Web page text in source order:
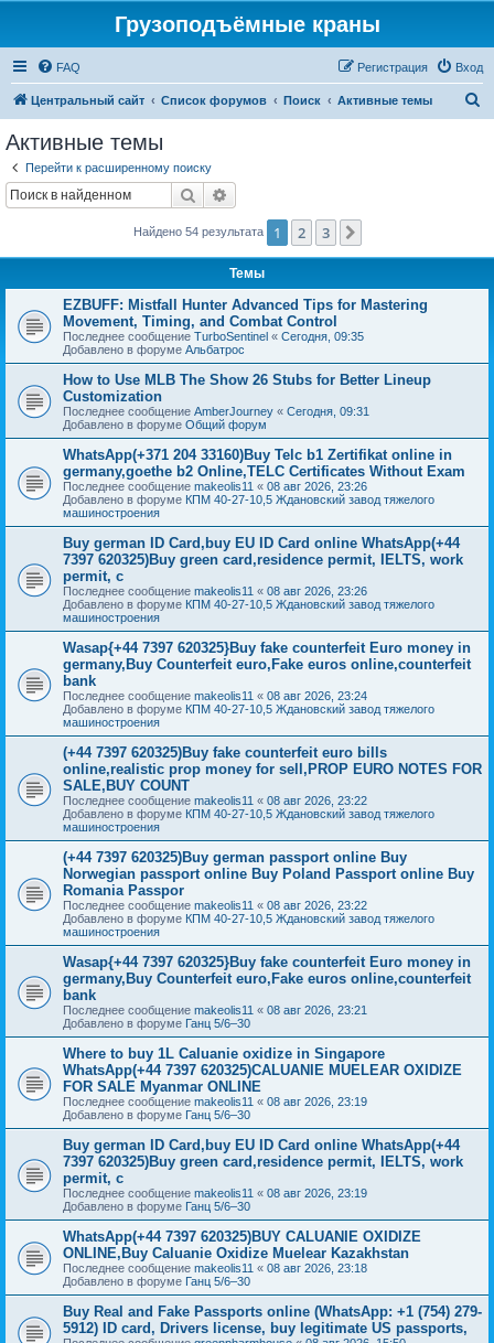
Грузоподъёмные краны
FAQ Вход
Регистрация
Центральный сайт Список форумов Поиск Активные темы
Активные темы
Перейти к расширенному поиску
Поиск
Найдено 54 результата 1 2 3
Темы
EZBUFF: Mistfall Hunter Advanced Tips for Mastering
Movement, Timing, and Combat Control
Последнее сообщение TurboSentinel « Сегодня, 09:35
Добавлено в форуме Альбатрос
How to Use MLB The Show 26 Stubs for Better Lineup
Customization
Последнее сообщение AmberJourney « Сегодня, 09:31
Добавлено в форуме Общий форум
WhatsApp(+371 204 33160)Buy Telc b1 Zertifikat online in
germany,goethe b2 Online,TELC Certificates Without Exam
Последнее сообщение makeolis11 « 08 авг 2026, 23:26
Добавлено в форуме КПМ 40-27-10,5 Ждановский завод тяжелого
машиностроения
Buy german ID Card,buy EU ID Card online WhatsApp(+44
7397 620325)Buy green card,residence permit, IELTS, work
permit, c
Последнее сообщение makeolis11 « 08 авг 2026, 23:26
Добавлено в форуме КПМ 40-27-10,5 Ждановский завод тяжелого
машиностроения
Wasap{+44 7397 620325}Buy fake counterfeit Euro money in
germany,Buy Counterfeit euro,Fake euros online,counterfeit
bank
Последнее сообщение makeolis11 « 08 авг 2026, 23:24
Добавлено в форуме КПМ 40-27-10,5 Ждановский завод тяжелого
машиностроения
(+44 7397 620325)Buy fake counterfeit euro bills
online,realistic prop money for sell,PROP EURO NOTES FOR
SALE,BUY COUNT
Последнее сообщение makeolis11 « 08 авг 2026, 23:22
Добавлено в форуме КПМ 40-27-10,5 Ждановский завод тяжелого
машиностроения
(+44 7397 620325)Buy german passport online Buy
Norwegian passport online Buy Poland Passport online Buy
Romania Passpor
Последнее сообщение makeolis11 « 08 авг 2026, 23:22
Добавлено в форуме КПМ 40-27-10,5 Ждановский завод тяжелого
машиностроения
Wasap{+44 7397 620325}Buy fake counterfeit Euro money in
germany,Buy Counterfeit euro,Fake euros online,counterfeit
bank
Последнее сообщение makeolis11 « 08 авг 2026, 23:21
Добавлено в форуме Ганц 5/6–30
Where to buy 1L Caluanie oxidize in Singapore
WhatsApp(+44 7397 620325)CALUANIE MUELEAR OXIDIZE
FOR SALE Myanmar ONLINE
Последнее сообщение makeolis11 « 08 авг 2026, 23:19
Добавлено в форуме Ганц 5/6–30
Buy german ID Card,buy EU ID Card online WhatsApp(+44
7397 620325)Buy green card,residence permit, IELTS, work
permit, c
Последнее сообщение makeolis11 « 08 авг 2026, 23:19
Добавлено в форуме Ганц 5/6–30
WhatsApp(+44 7397 620325)BUY CALUANIE OXIDIZE
ONLINE,Buy Caluanie Oxidize Muelear Kazakhstan
Последнее сообщение makeolis11 « 08 авг 2026, 23:18
Добавлено в форуме Ганц 5/6–30
Buy Real and Fake Passports online (WhatsApp: +1 (754) 279-
5912) ID card, Drivers license, buy legitimate US passports,